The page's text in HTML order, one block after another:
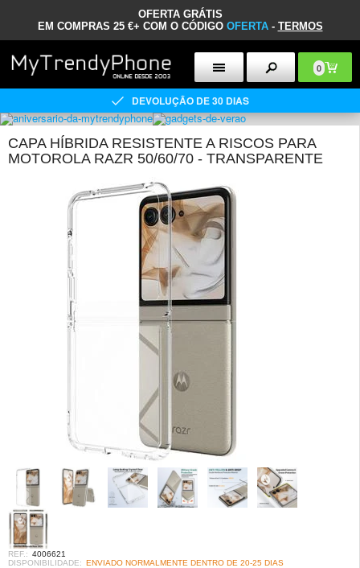
OFERTA GRÁTIS
EM COMPRAS 25 €+ COM O CÓDIGO OFERTA- TERMOS
0
DEVOLUÇÃO DE 30 DIAS
CAPA HÍBRIDA RESISTENTE A RISCOS PARA
MOTOROLA RAZR 50/60/70 - TRANSPARENTE
REF.: 4006621
DISPONIBILIDADE: ENVIADO NORMALMENTE DENTRO DE 20-25 DIAS